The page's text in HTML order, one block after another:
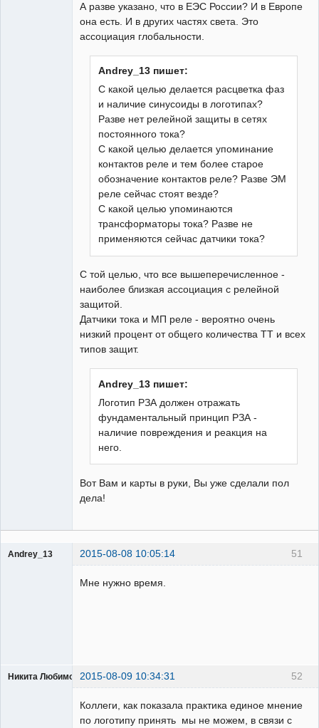
А разве указано, что в ЕЭС России? И в Европе
она есть. И в других частях света. Это
ассоциация глобальности.
Andrey_13 пишет:
С какой целью делается расцветка фаз
и наличие синусоиды в логотипах?
Разве нет релейной защиты в сетях
постоянного тока?
С какой целью делается упоминание
контактов реле и тем более старое
обозначение контактов реле? Разве ЭМ
реле сейчас стоят везде?
С какой целью упоминаются
трансформаторы тока? Разве не
применяются сейчас датчики тока?
С той целью, что все вышеперечисленное -
наиболее близкая ассоциация с релейной
защитой.
Датчики тока и МП реле - вероятно очень
низкий процент от общего количества ТТ и всех
типов защит.
Andrey_13 пишет:
Логотип РЗА должен отражать
фундаментальный принцип РЗА -
наличие повреждения и реакция на
него.
Вот Вам и карты в руки, Вы уже сделали пол
дела!
51
Andrey_13 2015-08-08 10:05:14
Мне нужно время.
52
Никита Любимов 2015-08-09 10:34:31
Коллеги, как показала практика единое мнение
по логотипу принять мы не можем, в связи с